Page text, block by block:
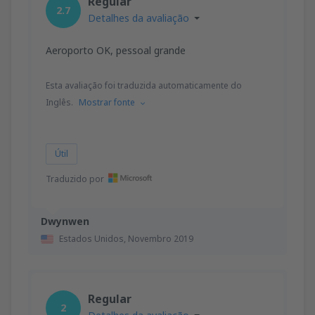
Dwynwen
Estados Unidos, Novembro 2019
2.7
Detalhes da avaliação
Aeroporto OK, pessoal grande
Esta avaliação foi traduzida automaticamente do
Inglês. Mostrar fonte
Útil
Traduzido por
2
Regular